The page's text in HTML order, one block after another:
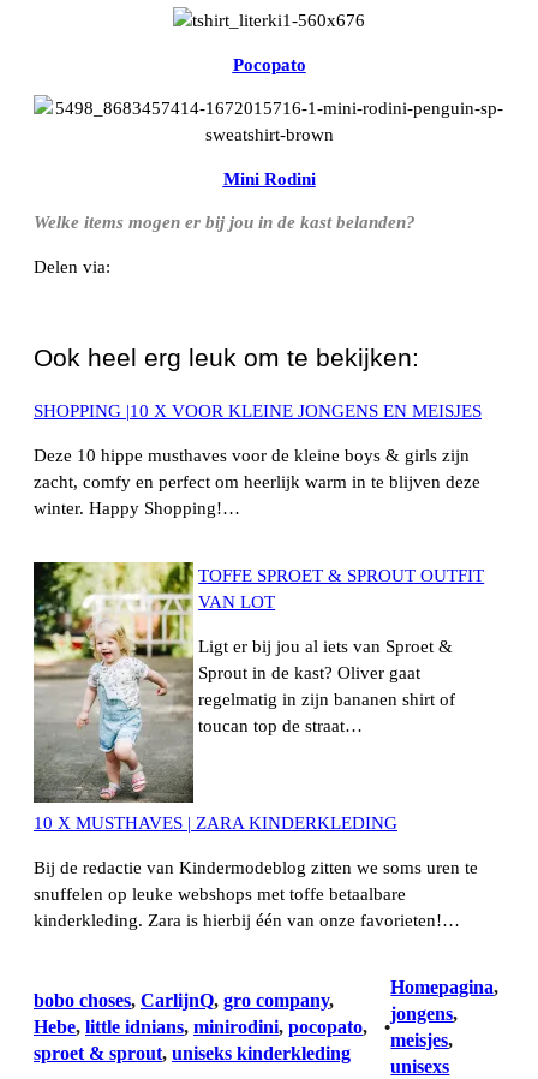
Pocopato
Mini Rodini
Welke items mogen er bij jou in de kast belanden?
Delen via:
Ook heel erg leuk om te bekijken:
SHOPPING |10 X VOOR KLEINE JONGENS EN MEISJES
Deze 10 hippe musthaves voor de kleine boys & girls zijn
zacht, comfy en perfect om heerlijk warm in te blijven deze
winter. Happy Shopping!…
TOFFE SPROET & SPROUT OUTFIT
VAN LOT
Ligt er bij jou al iets van Sproet &
Sprout in de kast? Oliver gaat
regelmatig in zijn bananen shirt of
toucan top de straat…
10 X MUSTHAVES | ZARA KINDERKLEDING
Bij de redactie van Kindermodeblog zitten we soms uren te
snuffelen op leuke webshops met toffe betaalbare
kinderkleding. Zara is hierbij één van onze favorieten!…
bobo choses, CarlijnQ, gro company
Hebe, little idnians, minirodini, pocopato
sproet & sprout, uniseks kinderkleding
•
Homepagina
jongens
meisjes
unisexs